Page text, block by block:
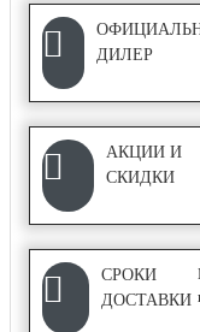
Wave
ДИЛЕР
АКЦИИ И
СКИДКИ
СРОКИ
ДОСТАВКИ